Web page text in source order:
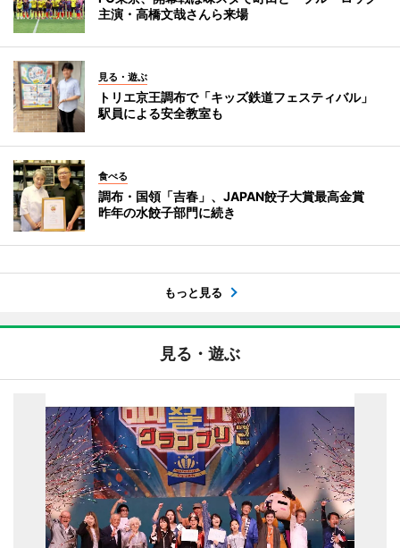
主演・高橋文哉さんら来場
見る・遊ぶ
トリエ京王調布で「キッズ鉄道フェスティバル」
駅員による安全教室も
食べる
調布・国領「吉春」、JAPAN餃子大賞最高金賞
昨年の水餃子部門に続き
もっと見る
見る・遊ぶ